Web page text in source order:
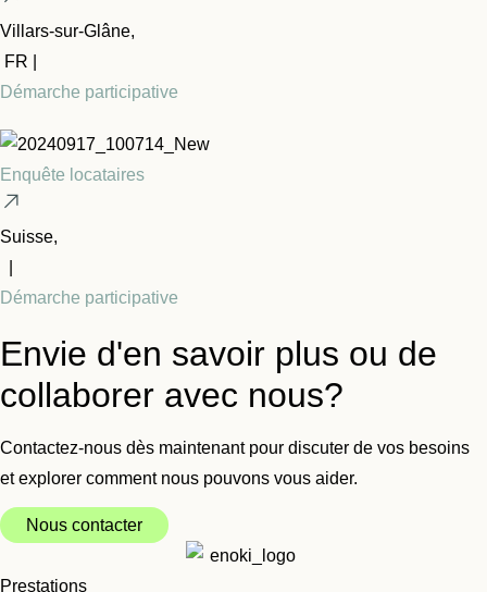
Villars-sur-Glâne,
FR |
Démarche participative
Enquête locataires
Suisse,
Démarche participative
Envie d'en savoir plus ou de
collaborer avec nous?
Contactez-nous dès maintenant pour discuter de vos besoins
et explorer comment nous pouvons vous aider.
Nous contacter
Prestations